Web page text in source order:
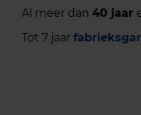
Al meer dan 40 jaar
Tot 7 jaar